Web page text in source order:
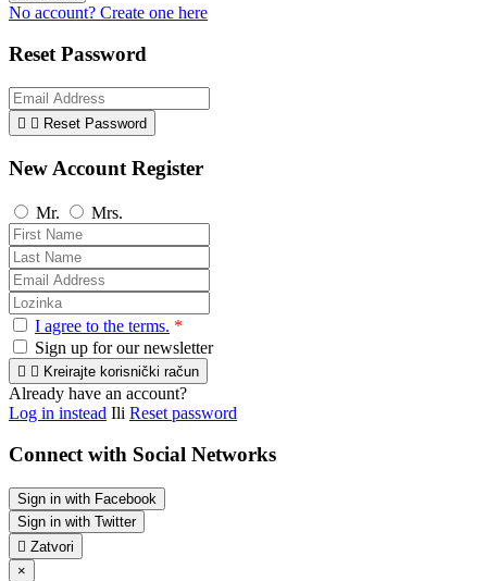
No account? Create one here
Reset Password
  Reset Password
New Account Register
Mr. Mrs.
I agree to the terms. *
Sign up for our newsletter
  Kreirajte korisnički račun
Already have an account?
Log in instead Ili Reset password
Connect with Social Networks
Sign in with Facebook
Sign in with Twitter
 Zatvori
×